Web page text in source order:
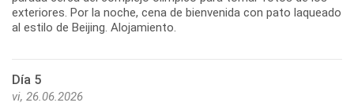
exteriores. Por la noche, cena de bienvenida con pato laqueado
Día 5
vi, 26.06.2026